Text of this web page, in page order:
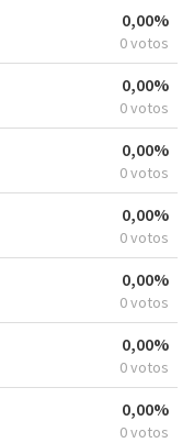
0,00%
0 votos
0,00%
0 votos
0,00%
0 votos
0,00%
0 votos
0,00%
0 votos
0,00%
0 votos
0,00%
0 votos